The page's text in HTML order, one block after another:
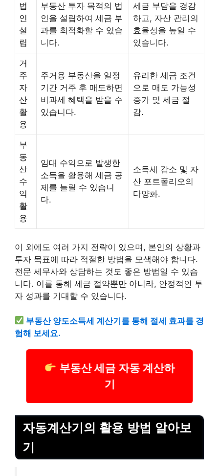
법
인
설
립
부동산 투자 목적의 법
인을 설립하여 세금 부
과를 최적화할 수 있습
니다.
세금 부담을 경감
하고, 자산 관리의
효율성을 높일 수
있습니다.
거
주
자
산
활
용
주거용 부동산을 일정
기간 거주 후 매도하면
비과세 혜택을 받을 수
있습니다.
유리한 세금 조건
으로 매도 가능성
증가 및 세금 절
감.
부
동
산
수
익
활
용
임대 수익으로 발생한
소득을 활용해 세금 공
제를 늘릴 수 있습니
다.
소득세 감소 및 자
산 포트폴리오의
다양화.
이 외에도 여러 가지 전략이 있으며, 본인의 상황과
투자 목표에 따라 적절한 방법을 모색해야 합니다.
전문 세무사와 상담하는 것도 좋은 방법일 수 있습
니다. 이를 통해 세금 절약뿐만 아니라, 안정적인 투
자 성과를 기대할 수 있습니다.
부동산 양도소득세 계산기를 통해 절세 효과를 경
험해 보세요.
부동산 세금 자동 계산하
기
자동계산기의 활용 방법 알아보
기